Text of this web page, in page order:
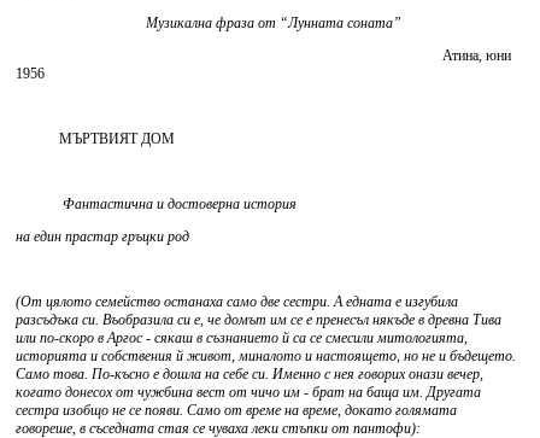
Музикална фраза от “Лунната соната”
Атина, юни
1956
МЪРТВИЯТ ДОМ
Фантастична и достоверна история
на един прастар гръцки род
(От цялото семейство останаха само две сестри. А едната е изгубила
разсъдъка си. Въобразила си е, че домът им се е пренесъл някъде в древна Тива
или по-скоро в Аргос - сякаш в съзнанието й са се смесили митологията,
историята и собствения й живот, миналото и настоящето, но не и бъдещето.
Само това. По-късно е дошла на себе си. Именно с нея говорих онази вечер,
когато донесох от чужбина вест от чичо им - брат на баща им. Другата
сестра изобщо не се появи. Само от време на време, докато голямата
говореше, в съседната стая се чуваха леки стъпки от пантофи):